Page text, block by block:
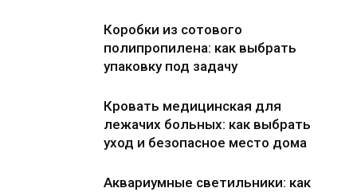
Коробки из сотового
полипропилена: как выбрать
упаковку под задачу
Кровать медицинская для
лежачих больных: как выбрать
уход и безопасное место дома
Аквариумные светильники: как